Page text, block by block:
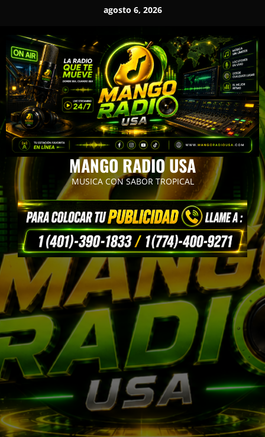
contenido
agosto 6, 2026
MANGO RADIO USA
MUSICA CON SABOR TROPICAL